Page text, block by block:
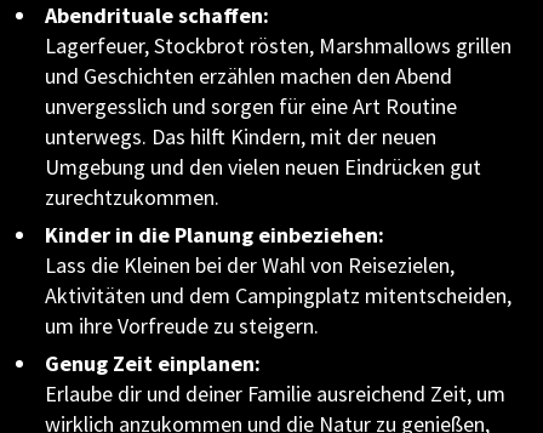
Abendrituale schaffen:
Lagerfeuer, Stockbrot rösten, Marshmallows grillen
und Geschichten erzählen machen den Abend
unvergesslich und sorgen für eine Art Routine
unterwegs. Das hilft Kindern, mit der neuen
Umgebung und den vielen neuen Eindrücken gut
zurechtzukommen.
Kinder in die Planung einbeziehen:
Lass die Kleinen bei der Wahl von Reisezielen,
Aktivitäten und dem Campingplatz mitentscheiden,
um ihre Vorfreude zu steigern.
Genug Zeit einplanen:
Erlaube dir und deiner Familie ausreichend Zeit, um
wirklich anzukommen und die Natur zu genießen,